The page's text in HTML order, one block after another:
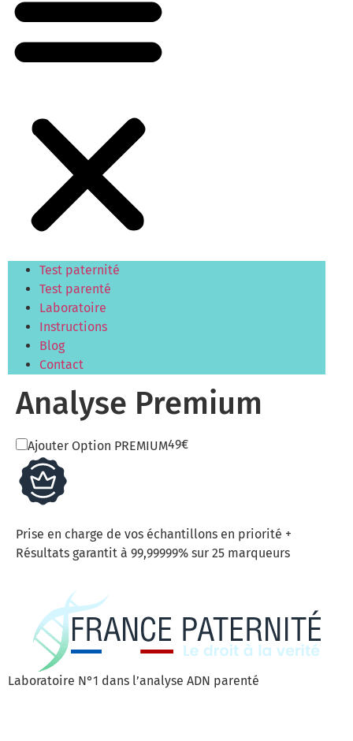
Test paternité
Test parenté
Laboratoire
Instructions
Blog
Contact
Analyse Premium
Ajouter Option PREMIUM49€
Prise en charge de vos échantillons en priorité +
Résultats garantit à 99,99999% sur 25 marqueurs
Laboratoire N°1 dans l’analyse ADN parenté